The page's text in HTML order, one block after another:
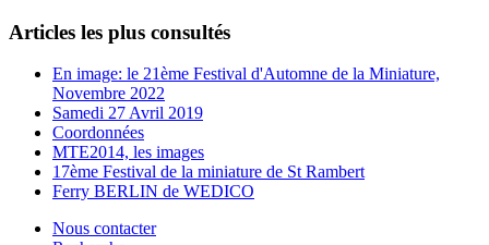
Articles les plus consultés
En image: le 21ème Festival d'Automne de la Miniature,
Novembre 2022
Samedi 27 Avril 2019
Coordonnées
MTE2014, les images
17ème Festival de la miniature de St Rambert
Ferry BERLIN de WEDICO
Nous contacter